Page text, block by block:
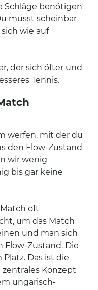
Schläge benötigen
musst scheinbar
wie auf
der sich öfter und
Tennis.
werfen, mit der du
den Flow-Zustand
wir wenig
bis gar keine
oft
um das Match
und man sich
Flow-Zustand. Die
Das ist die
Konzept
ungarisch-